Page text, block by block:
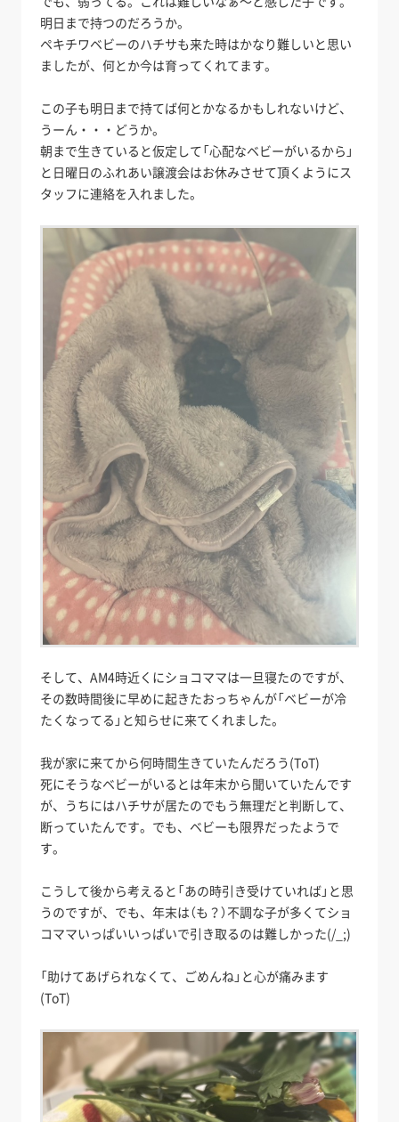
明日まで持つのだろうか。
ペキチワベビーのハチサも来た時はかなり難しいと思い
ましたが、何とか今は育ってくれてます。
この子も明日まで持てば何とかなるかもしれないけど、
うーん・・・どうか。
朝まで生きていると仮定して「心配なベビーがいるから」
と日曜日のふれあい譲渡会はお休みさせて頂くようにス
タッフに連絡を入れました。
そして、AM4時近くにショコママは一旦寝たのですが、
その数時間後に早めに起きたおっちゃんが「ベビーが冷
たくなってる」と知らせに来てくれました。
我が家に来てから何時間生きていたんだろう(ToT)
死にそうなベビーがいるとは年末から聞いていたんです
が、うちにはハチサが居たのでもう無理だと判断して、
断っていたんです。でも、ベビーも限界だったようで
す。
こうして後から考えると「あの時引き受けていれば」と思
うのですが、でも、年末は（も？）不調な子が多くてショ
コママいっぱいいっぱいで引き取るのは難しかった(/_;)
「助けてあげられなくて、ごめんね」と心が痛みます
(ToT)